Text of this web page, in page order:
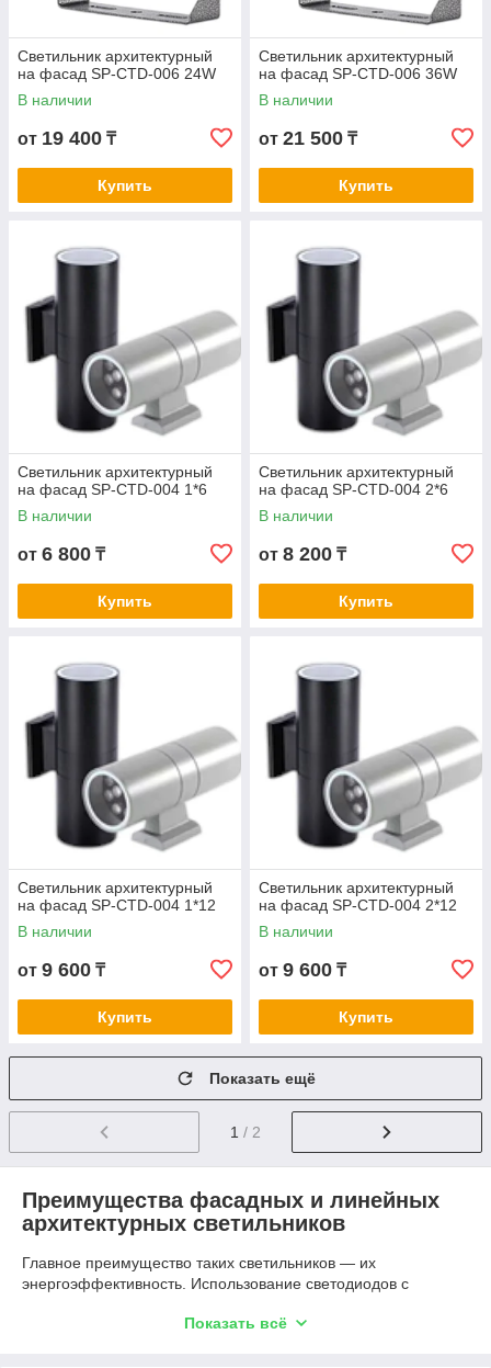
Светильник архитектурный
на фасад SP-CTD-006 24W
В наличии
от 19 400 ₸
Купить
Светильник архитектурный
на фасад SP-CTD-006 36W
В наличии
от 21 500 ₸
Купить
Светильник архитектурный
на фасад SP-CTD-004 1*6
В наличии
от 6 800 ₸
Купить
Светильник архитектурный
на фасад SP-CTD-004 2*6
В наличии
от 8 200 ₸
Купить
Светильник архитектурный
на фасад SP-CTD-004 1*12
В наличии
от 9 600 ₸
Купить
Светильник архитектурный
на фасад SP-CTD-004 2*12
В наличии
от 9 600 ₸
Купить
Показать ещё
1 / 2
Преимущества фасадных и линейных
архитектурных светильников
Главное преимущество таких светильников — их
энергоэффективность. Использование светодиодов с
энергопотребление до 70 % по сравнению с традиционными
Показать всё